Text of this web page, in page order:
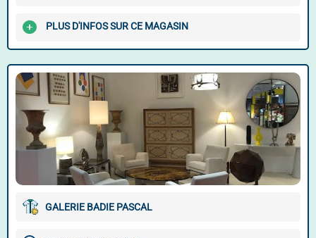
PLUS D'INFOS SUR CE MAGASIN
GALERIE BADIE PASCAL